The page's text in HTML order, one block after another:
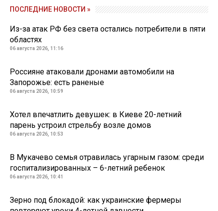
ПОСЛЕДНИЕ НОВОСТИ »
Из-за атак РФ без света остались потребители в пяти
областях
06 августа 2026, 11:16
Россияне атаковали дронами автомобили на
Запорожье: есть раненые
06 августа 2026, 10:59
Хотел впечатлить девушек: в Киеве 20-летний
парень устроил стрельбу возле домов
06 августа 2026, 10:53
В Мукачево семья отравилась угарным газом: среди
госпитализированных – 6-летний ребенок
06 августа 2026, 10:41
Зерно под блокадой: как украинские фермеры